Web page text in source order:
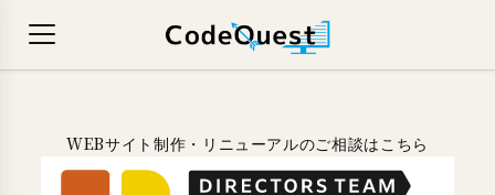
WEBサイト制作・リニューアルのご相談はこちら